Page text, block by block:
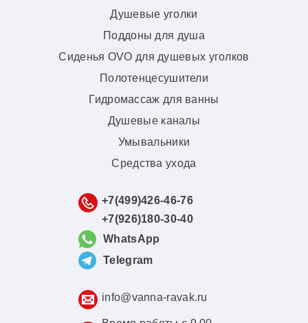
Душевые уголки
Поддоны для душа
Сиденья OVO для душевых уголков
Полотенцесушители
Гидромассаж для ванны
Душевые каналы
Умывальники
Средства ухода
+7(499)426-46-76
+7(926)180-30-40
WhatsApp
Telegram
info@vanna-ravak.ru